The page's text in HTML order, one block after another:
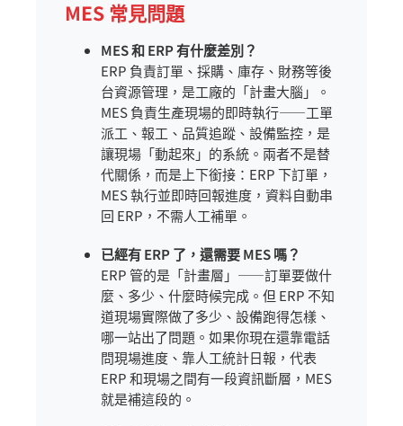
MES 常見問題
MES 和 ERP 有什麼差別？
ERP 負責訂單、採購、庫存、財務等後
台資源管理，是工廠的「計畫大腦」。
MES 負責生產現場的即時執行——工單
派工、報工、品質追蹤、設備監控，是
讓現場「動起來」的系統。兩者不是替
代關係，而是上下銜接：ERP 下訂單，
MES 執行並即時回報進度，資料自動串
回 ERP，不需人工補單。
已經有 ERP 了，還需要 MES 嗎？
ERP 管的是「計畫層」——訂單要做什
麼、多少、什麼時候完成。但 ERP 不知
道現場實際做了多少、設備跑得怎樣、
哪一站出了問題。如果你現在還靠電話
問現場進度、靠人工統計日報，代表
ERP 和現場之間有一段資訊斷層，MES
就是補這段的。